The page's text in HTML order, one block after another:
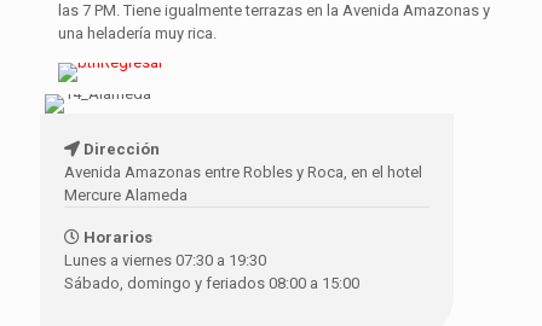
las 7 PM. Tiene igualmente terrazas en la Avenida Amazonas y
una heladería muy rica.
Dirección
Avenida Amazonas entre Robles y Roca, en el hotel
Mercure Alameda
Horarios
Lunes a viernes 07:30 a 19:30
Sábado, domingo y feriados 08:00 a 15:00